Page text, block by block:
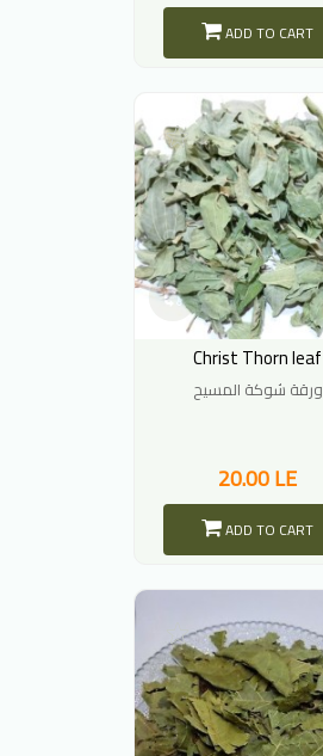
ADD TO CART
Christ Thorn leaf
ورقة شوكة المسيح
20.00 LE
ADD TO CART